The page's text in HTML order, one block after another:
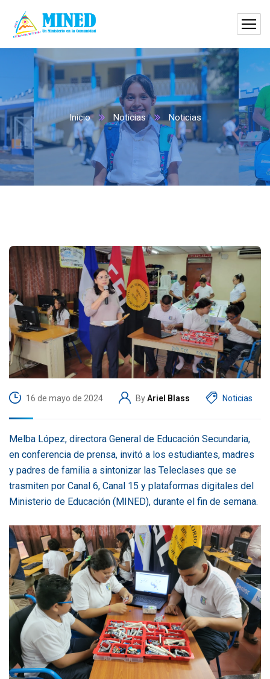
Inicio Noticias Noticias
16 de mayo de 2024 ByAriel Blass Noticias
Melba López, directora General de Educación Secundaria,
en conferencia de prensa, invitó a los estudiantes, madres
y padres de familia a sintonizar las Teleclases que se
trasmiten por Canal 6, Canal 15 y plataformas digitales del
Ministerio de Educación (MINED), durante el fin de semana.